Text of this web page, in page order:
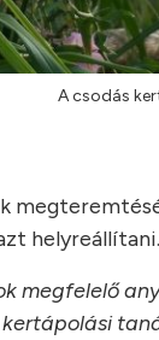
A csodás
helyreállítani.
megfelelő